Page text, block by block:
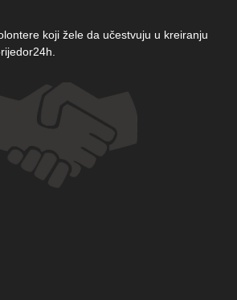
koji žele da učestvuju u kreiranju